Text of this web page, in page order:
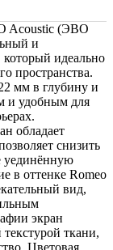
Acoustic (ЭВО
и
идеально
пространства.
мм в глубину и
и удобным для
обладает
снизить
уединённую
в оттенке Romeo
вид,
экран
ткани,
Цветовая